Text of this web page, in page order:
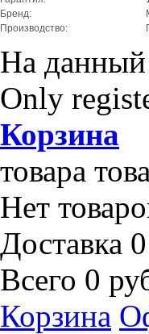
Бренд:
Производство:
На данный
Only
Корзина
товара
Нет
Доставка
Всего 0
Корзина